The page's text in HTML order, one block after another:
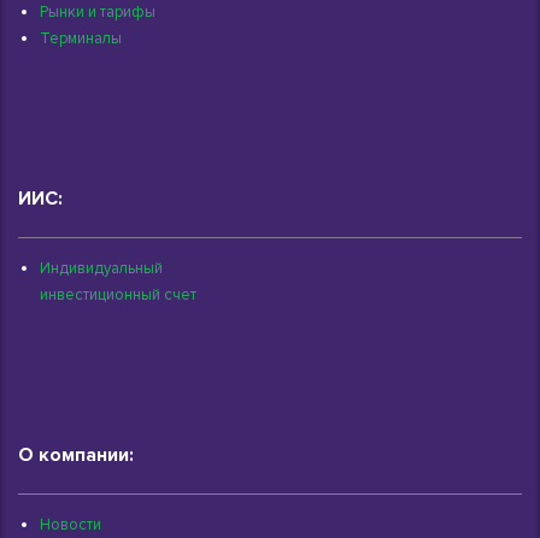
Рынки и тарифы
Терминалы
ИИС:
Индивидуальный
инвестиционный счет
О компании:
Новости